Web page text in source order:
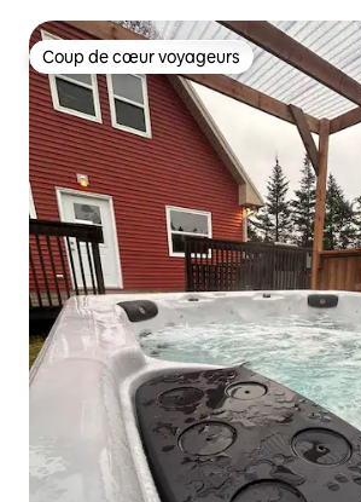
Coup de cœur voyageurs
Coup de cœur voyageurs